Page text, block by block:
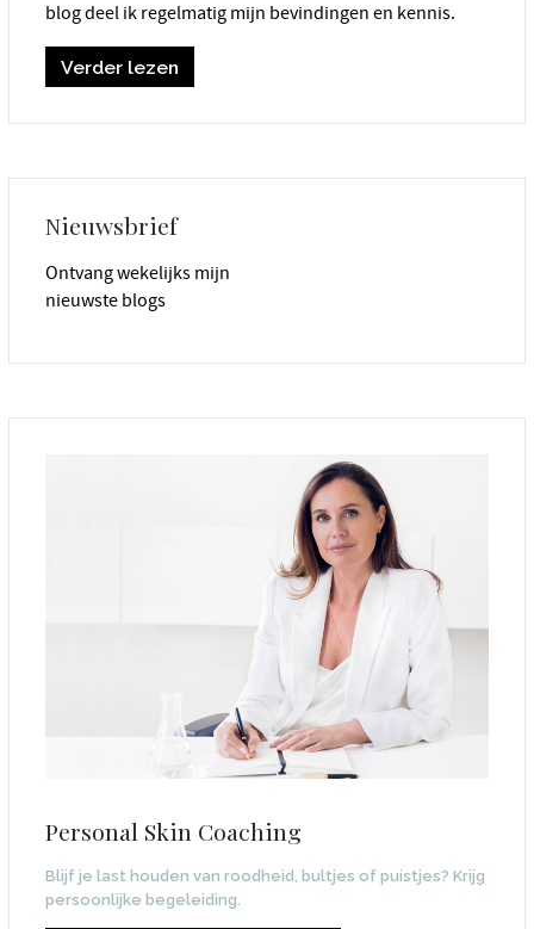
blog deel ik regelmatig mijn bevindingen en kennis.
Verder lezen
Nieuwsbrief
Ontvang wekelijks mijn
nieuwste blogs
Personal Skin Coaching
Blijf je last houden van roodheid, bultjes of puistjes? Krijg
persoonlijke begeleiding.